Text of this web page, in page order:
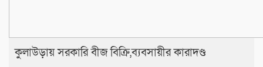
কুলাউড়ায় সরকারি বীজ বিক্রি,ব্যবসায়ীর কারাদণ্ড